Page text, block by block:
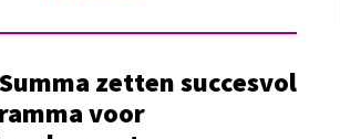
zetten succesvol
voor